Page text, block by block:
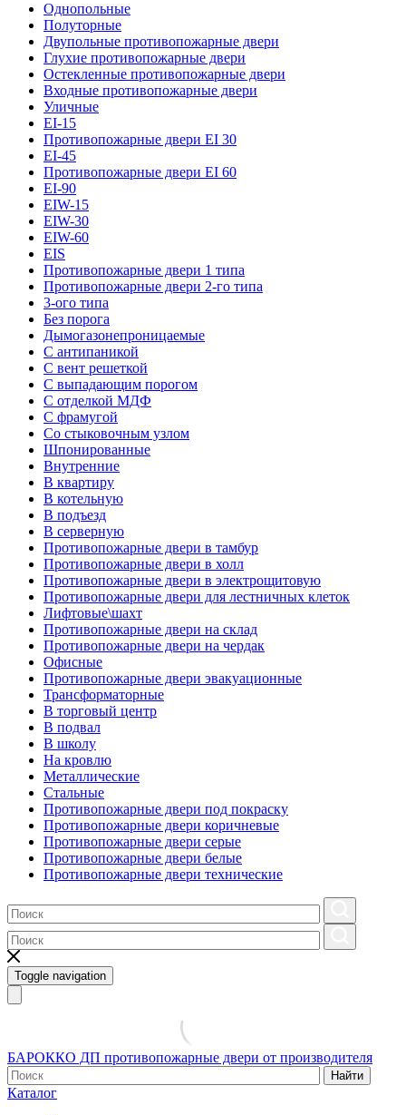
Однопольные
Полуторные
Двупольные противопожарные двери
Глухие противопожарные двери
Остекленные противопожарные двери
Входные противопожарные двери
Уличные
EI-15
Противопожарные двери EI 30
EI-45
Противопожарные двери EI 60
EI-90
EIW-15
EIW-30
EIW-60
EIS
Противопожарные двери 1 типа
Противопожарные двери 2-го типа
3-ого типа
Без порога
Дымогазонепроницаемые
С антипаникой
С вент решеткой
С выпадающим порогом
С отделкой МДФ
С фрамугой
Со стыковочным узлом
Шпонированные
Внутренние
В квартиру
В котельную
В подъезд
В серверную
Противопожарные двери в тамбур
Противопожарные двери в холл
Противопожарные двери в электрощитовую
Противопожарные двери для лестничных клеток
Лифтовые\шахт
Противопожарные двери на склад
Противопожарные двери на чердак
Офисные
Противопожарные двери эвакуационные
Трансформаторные
В торговый центр
В подвал
В школу
На кровлю
Металлические
Стальные
Противопожарные двери под покраску
Противопожарные двери коричневые
Противопожарные двери серые
Противопожарные двери белые
Противопожарные двери технические
Toggle navigation
БАРОККО ДП противопожарные двери от производителя
Найти
Каталог